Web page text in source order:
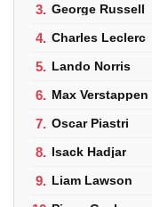
3. George Russell
4. Charles Leclerc
5. Lando Norris
6. Max Verstappen
7. Oscar Piastri
8. Isack Hadjar
9. Liam Lawson